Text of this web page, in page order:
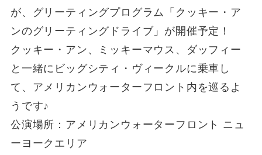
が、グリーティングプログラム「クッキー・ア
ンのグリーティングドライブ」が開催予定！
クッキー・アン、ミッキーマウス、ダッフィー
と一緒にビッグシティ・ヴィークルに乗車し
て、アメリカンウォーターフロント内を巡るよ
うです♪
公演場所：アメリカンウォーターフロント ニュ
ーヨークエリア